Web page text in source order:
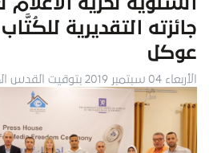
جائزته التقديرية
عوكل
الأربعاء 04 سبتمبر 2019 بتوقيت القدس المحتلة